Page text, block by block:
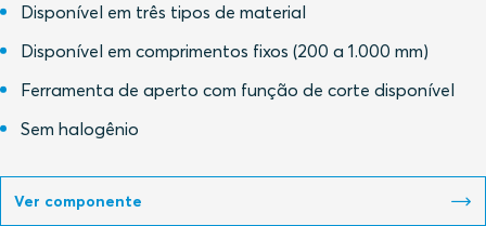
Disponível em três tipos de material
Disponível em comprimentos fixos (200 a 1.000 mm)
Ferramenta de aperto com função de corte disponível
Sem halogênio
Ver componente